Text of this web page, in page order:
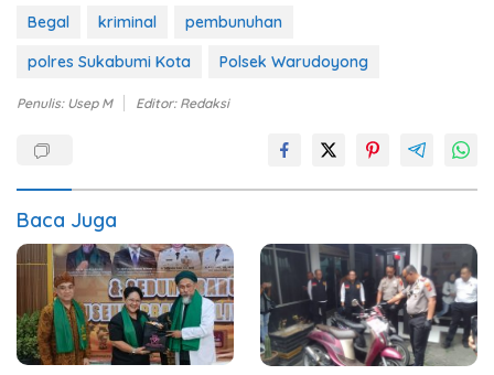
Begal kriminal
pembunuhan
polres Sukabumi Kota
Polsek Warudoyong
Penulis: Usep M Editor: Redaksi
Baca Juga